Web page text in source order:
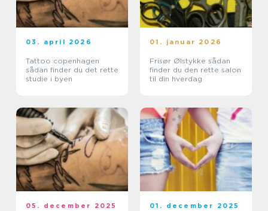
03. april 2026
Tattoo copenhagen
sådan finder du det rette
studie i byen
01. januar 2026
Frisør Ølstykke sådan
finder du den rette salon
til din hverdag
05. december 2025 01. december 2025